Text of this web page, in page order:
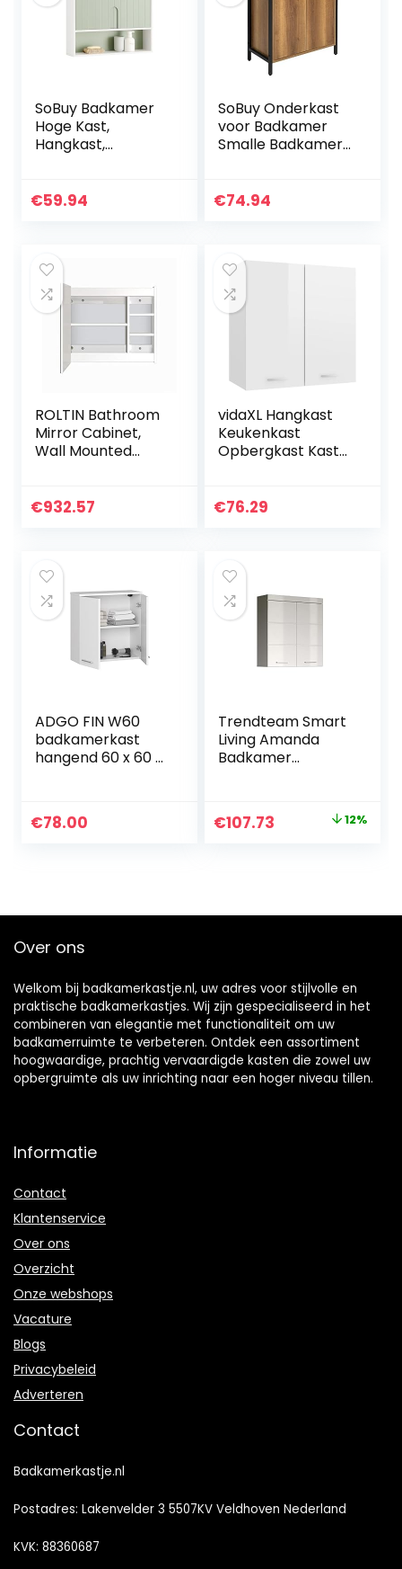
SoBuy Badkamer
Hoge Kast,
Hangkast,
Wandcommode,
Hangend, met 2
Planken, 60x15x54
cm, Blanc en
Groen, BZR140-GR
€59.94
SoBuy Onderkast
voor Badkamer
Smalle Badkamer
Vrijstaande
60x60x30 cm
BZR63-PF
€74.94
ROLTIN Bathroom
Mirror Cabinet,
Wall Mounted
Shelf in 3 Positions
m Cabinet
Organizer,Pedestal
S
€932.57
vidaXL Hangkast
Keukenkast
Opbergkast Kast
Hangkasten Kastje
Spaanplaat
Hoogglans Wit
€76.29
ADGO FIN W60
badkamerkast
hangend 60 x 60 x
wit, badkamerkast
met 2 deuren,
€78.00
Trendteam Smart
Living Amanda
Badkamer
Hoogglans
Oorspronkelijke
€107.73 Huidige 12%
Over ons
Welkom bij badkamerkastje.nl, uw adres voor stijlvolle en
praktische badkamerkastjes. Wij zijn gespecialiseerd in het
combineren van elegantie met functionaliteit om uw
badkamerruimte te verbeteren. Ontdek een assortiment
hoogwaardige, prachtig vervaardigde kasten die zowel uw
opbergruimte als uw inrichting naar een hoger niveau tillen.
Informatie
Contact
Klantenservice
Over ons
Overzicht
Onze webshops
Vacature
Blogs
Privacybeleid
Adverteren
Contact
Badkamerkastje.nl
Postadres: Lakenvelder 3 5507KV Veldhoven Nederland
KVK: 88360687